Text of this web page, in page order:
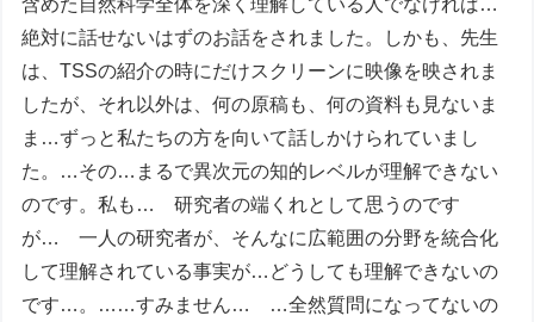
絶対に話せないはずのお話をされました。しかも、先生
は、TSSの紹介の時にだけスクリーンに映像を映されま
したが、それ以外は、何の原稿も、何の資料も見ないま
ま…ずっと私たちの方を向いて話しかけられていまし
た。…その…まるで異次元の知的レベルが理解できない
のです。私も… 研究者の端くれとして思うのです
が… 一人の研究者が、そんなに広範囲の分野を統合化
して理解されている事実が…どうしても理解できないの
です…。……すみません… …全然質問になってないの